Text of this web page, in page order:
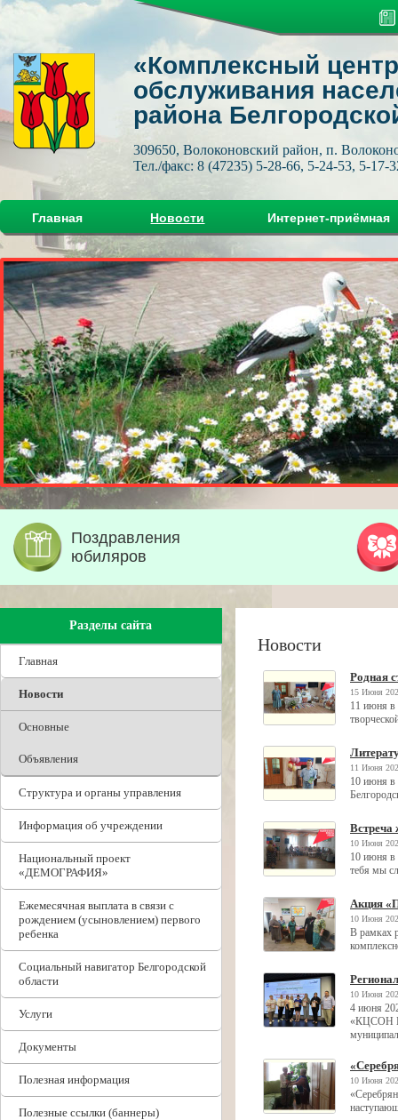
«Комплексный
обслуживания
района
309650, Волоконовский район, п.
Тел./факс: 8 (47235) 5-28-66, 5-24-53, 5-17-
Главная Новости Интернет-приёмная
Поздравления
юбиляров
Разделы сайта
Главная
Новости
Основные
Объявления
Структура и органы управления
Информация об учреждении
Национальный проект
«ДЕМОГРАФИЯ»
Ежемесячная выплата в связи с
рождением (усыновлением) первого
ребенка
Социальный навигатор Белгородской
области
Услуги
Документы
Полезная информация
Полезные ссылки (баннеры)
Новости
Родная
15 Июня
11 июня в
11 Июня
10 июня в
Встреча
10 Июня
10 июня в
тебя мы
Акция
10 Июня
В рамках
10 Июня
4 июня
«КЦСОН
10 Июня